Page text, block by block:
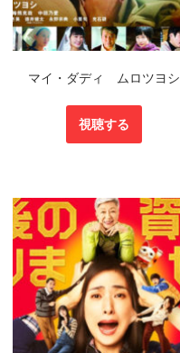
マイ・ダディ ムロツヨシ
視聴する